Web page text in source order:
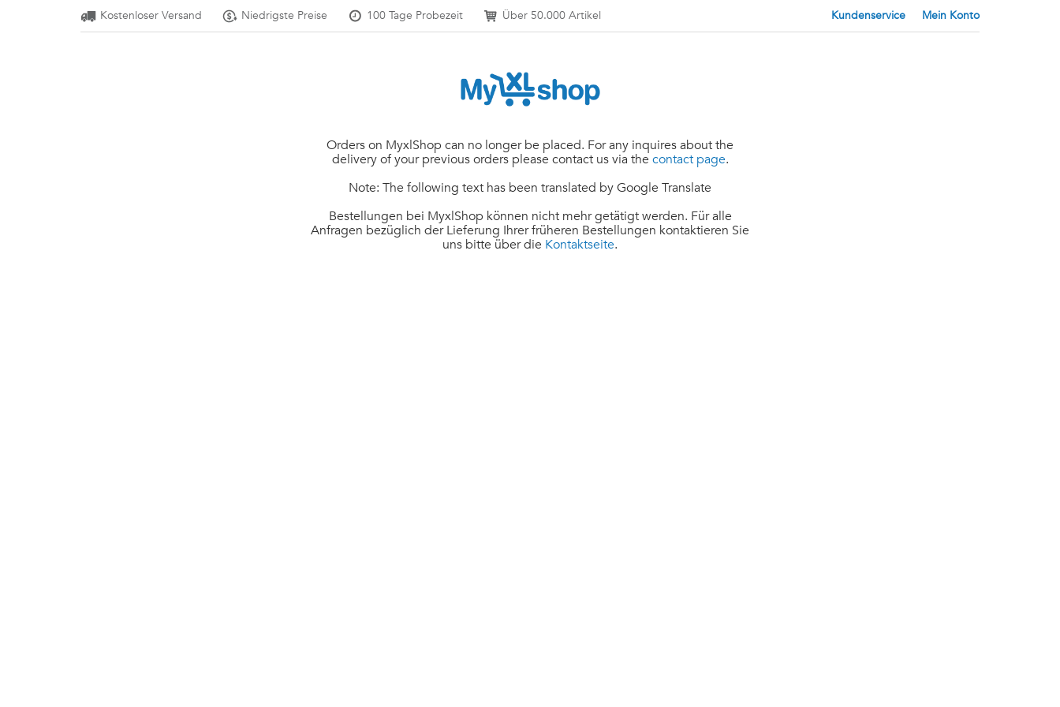
Kostenloser Versand Niedrigste Preise 100 Tage Probezeit Über 50.000 Artikel Kundenservice Mein Konto
Orders on MyxlShop can no longer be placed. For any inquires about the
delivery of your previous orders please contact us via the contact page.
Note: The following text has been translated by Google Translate
Bestellungen bei MyxlShop können nicht mehr getätigt werden. Für alle
Anfragen bezüglich der Lieferung Ihrer früheren Bestellungen kontaktieren Sie
uns bitte über die Kontaktseite.